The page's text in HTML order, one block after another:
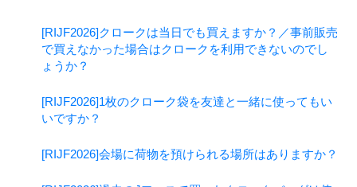
[RIJF2026]クロークは当日でも買えますか？／事前販売
で買えなかった場合はクロークを利用できないのでし
ょうか？
[RIJF2026]1枚のクローク袋を友達と一緒に使ってもい
いですか？
[RIJF2026]会場に荷物を預けられる場所はありますか？